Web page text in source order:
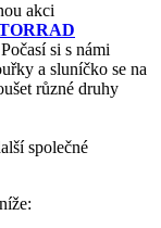
akci
si s námi
a sluníčko se na
různé druhy
společné